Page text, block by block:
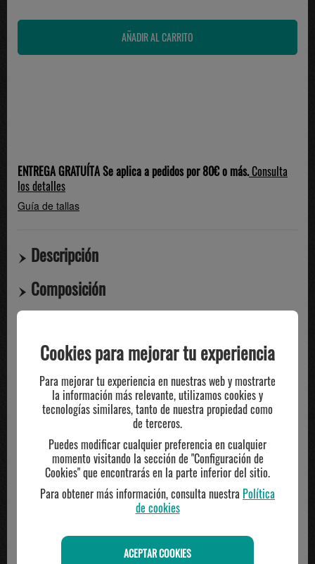
ENTREGA GRATUÍTA Se aplica a pedidos por 80€ o más.Consulta
los detalles
Guía de tallas
Descripción
Composición
TE PUEDE INTERESAR
Cookies para mejorar tu experiencia
Para mejorar tu experiencia en nuestras web y mostrarte
la información más relevante, utilizamos cookies y
tecnologías similares, tanto de nuestra propiedad como
de terceros.
Puedes modificar cualquier preferencia en cualquier
momento visitando la sección de "Configuración de
Cookies" que encontrarás en la parte inferior del sitio.
Para obtener más información, consulta nuestra Política
de cookies
ACEPTAR COOKIES